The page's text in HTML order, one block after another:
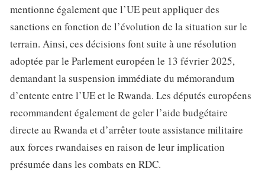
mentionne également que l’UE peut appliquer des
sanctions en fonction de l’évolution de la situation sur le
terrain. Ainsi, ces décisions font suite à une résolution
adoptée par le Parlement européen le 13 février 2025,
demandant la suspension immédiate du mémorandum
d’entente entre l’UE et le Rwanda. Les députés européens
recommandent également de geler l’aide budgétaire
directe au Rwanda et d’arrêter toute assistance militaire
aux forces rwandaises en raison de leur implication
présumée dans les combats en RDC.